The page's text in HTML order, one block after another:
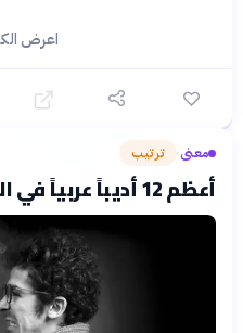
اعرض الكل
معنى› ترتيب
أعظم 12 أديباً عربياً في العصر الحديث